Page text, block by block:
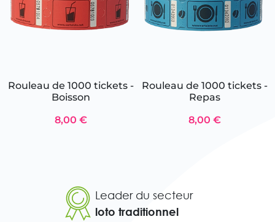
Rouleau de 1000 tickets -
Boisson
8,00 €
Rouleau de 1000 tickets -
Repas
8,00 €
Leader du secteur
loto traditionnel